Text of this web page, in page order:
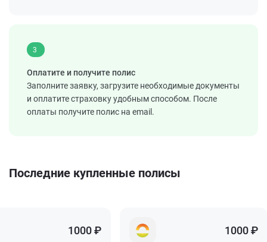
3
Оплатите и получите полис
Заполните заявку, загрузите необходимые документы
и оплатите страховку удобным способом. После
оплаты получите полис на email.
Последние купленные полисы
1000 ₽ 1000 ₽